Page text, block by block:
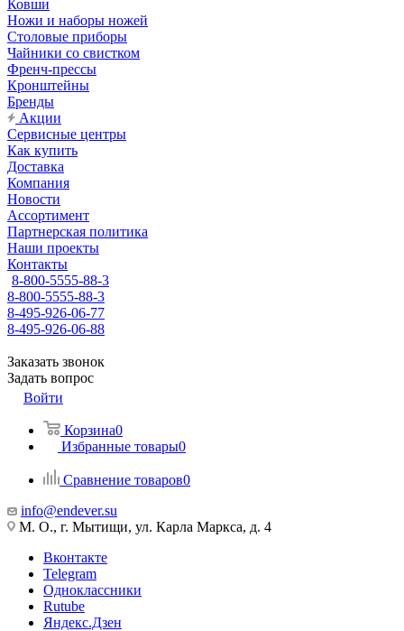
Ковши
Ножи и наборы ножей
Столовые приборы
Чайники со свистком
Френч-прессы
Кронштейны
Бренды
Акции
Сервисные центры
Как купить
Доставка
Компания
Новости
Ассортимент
Партнерская политика
Наши проекты
Контакты
8-800-5555-88-3
8-800-5555-88-3
8-495-926-06-77
8-495-926-06-88
Заказать звонок
Задать вопрос
Войти
Корзина0
Избранные товары0
Сравнение товаров0
info@endever.su
М. О., г. Мытищи, ул. Карла Маркса, д. 4
Вконтакте
Telegram
Одноклассники
Rutube
Яндекс.Дзен